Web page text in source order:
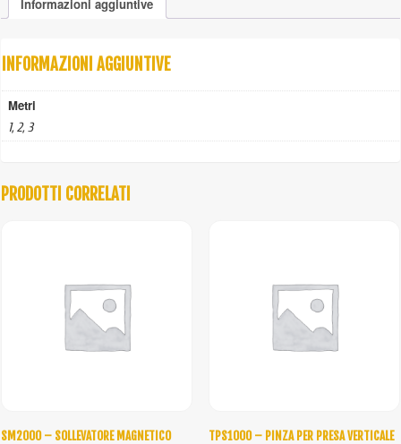
continuo
quantità
Informazioni aggiuntive
INFORMAZIONI AGGIUNTIVE
Metri
1, 2, 3
PRODOTTI CORRELATI
SM2000 – SOLLEVATORE MAGNETICO
TPS1000 – PINZA PER PRESA VERTICALE